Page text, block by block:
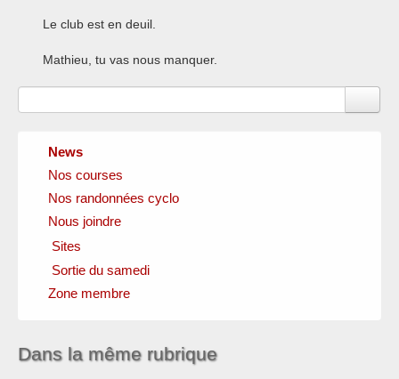
Le club est en deuil.
Mathieu, tu vas nous manquer.
News
Nos courses
Nos randonnées cyclo
Nous joindre
Sites
Clubs amis
Fédérations officielles
Sortie du samedi
Circuits
Zone membre
Dans la même rubrique